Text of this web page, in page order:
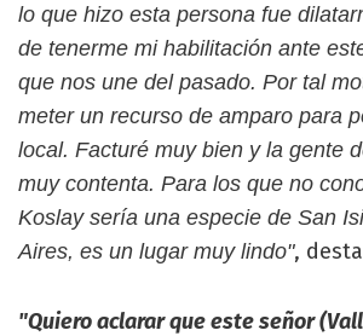
lo que hizo esta persona fue
de tenerme mi habilitación ante
que nos une del pasado. Por tal
meter un recurso de amparo para
local. Facturé muy bien y la gente
muy contenta. Para los que no
Koslay sería una especie de San
Aires, es un lugar muy lindo",
"Quiero aclarar que este señor